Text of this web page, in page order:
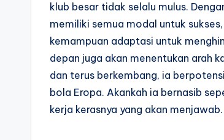
klub besar tidak selalu mulus.
memiliki semua modal untuk
kemampuan adaptasi untuk
depan juga akan menentukan arah
dan terus berkembang, ia
bola Eropa. Akankah ia bernasib
kerja kerasnya yang akan menjawab.